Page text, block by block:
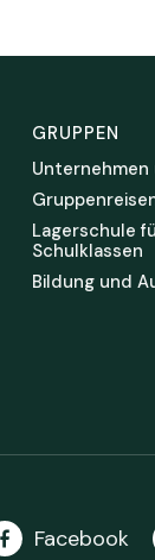
GRUPPEN
Unternehmen
Lagerschule
Schulklassen
Bildung und
Facebook